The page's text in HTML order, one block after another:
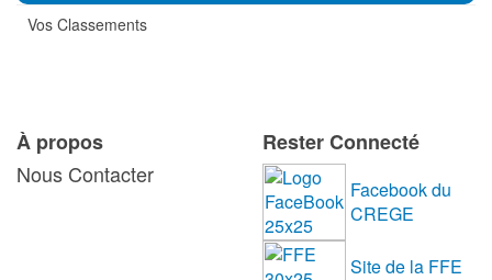
Vos Classements
À propos
Nous Contacter
Rester Connecté
Facebook du
CREGE
Site de la FFE